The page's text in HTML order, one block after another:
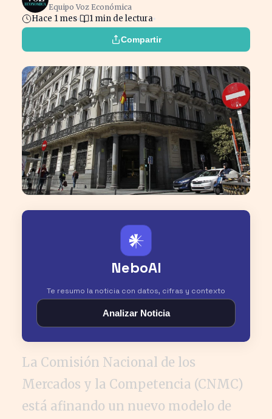
Equipo Voz Económica
Hace 1 mes 1 min de lectura
Compartir
𒀭
NeboAI
Te resumo la noticia con datos, cifras y contexto
Analizar Noticia
La Comisión Nacional de los
Mercados y la Competencia (CNMC)
está afinando un nuevo modelo de